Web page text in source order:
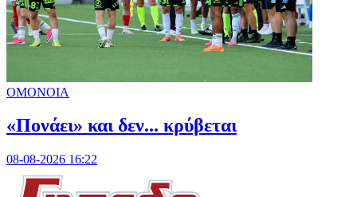
ΟΜΟΝΟΙΑ
«Πονάει» και δεν... κρύβεται
08-08-2026 16:22